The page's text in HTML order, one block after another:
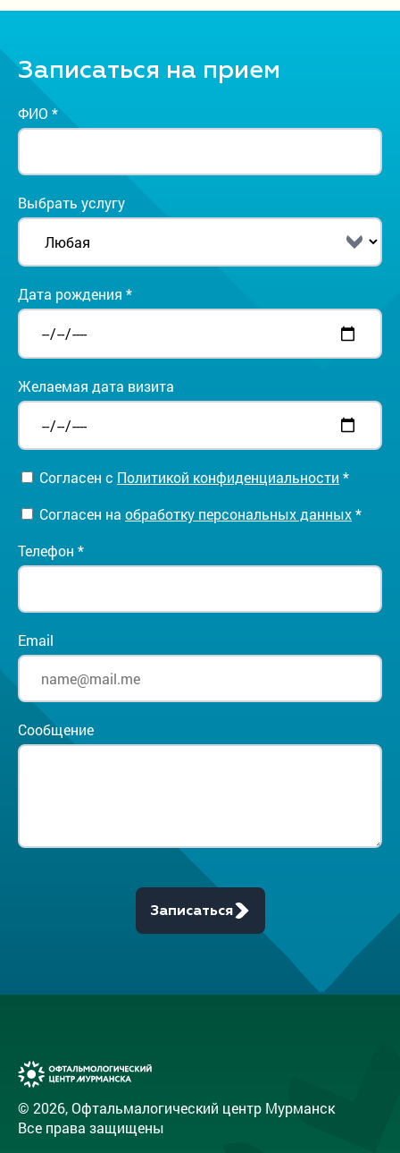
Записаться на прием
ФИО *
Выбрать услугу
Дата рождения *
Желаемая дата визита
Согласен с Политикой конфиденциальности *
Согласен на обработку персональных данных*
Телефон *
Email
Сообщение
Записаться
© 2026, Офтальмалогический центр Мурманск
Все права защищены